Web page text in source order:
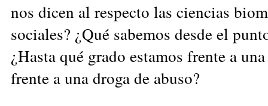
nos dicen al respecto las ciencias
sociales? ¿Qué sabemos desde el
¿Hasta qué grado estamos frente a
frente a una droga de abuso?